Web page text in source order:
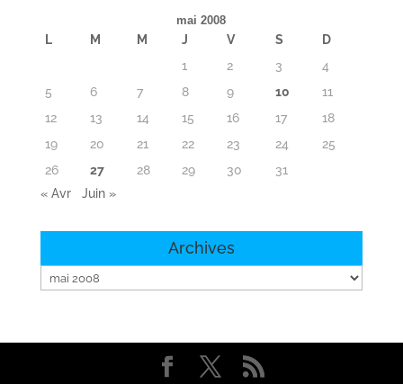
mai 2008
L M M J V S
D
1
2 3
4
5
6 7 8 9 10
11
12
13 14 15 16 17
18
19
20 21 22 23 24
25
26
27 28 29 30
31
« Avr
Juin »
Archives
Archives